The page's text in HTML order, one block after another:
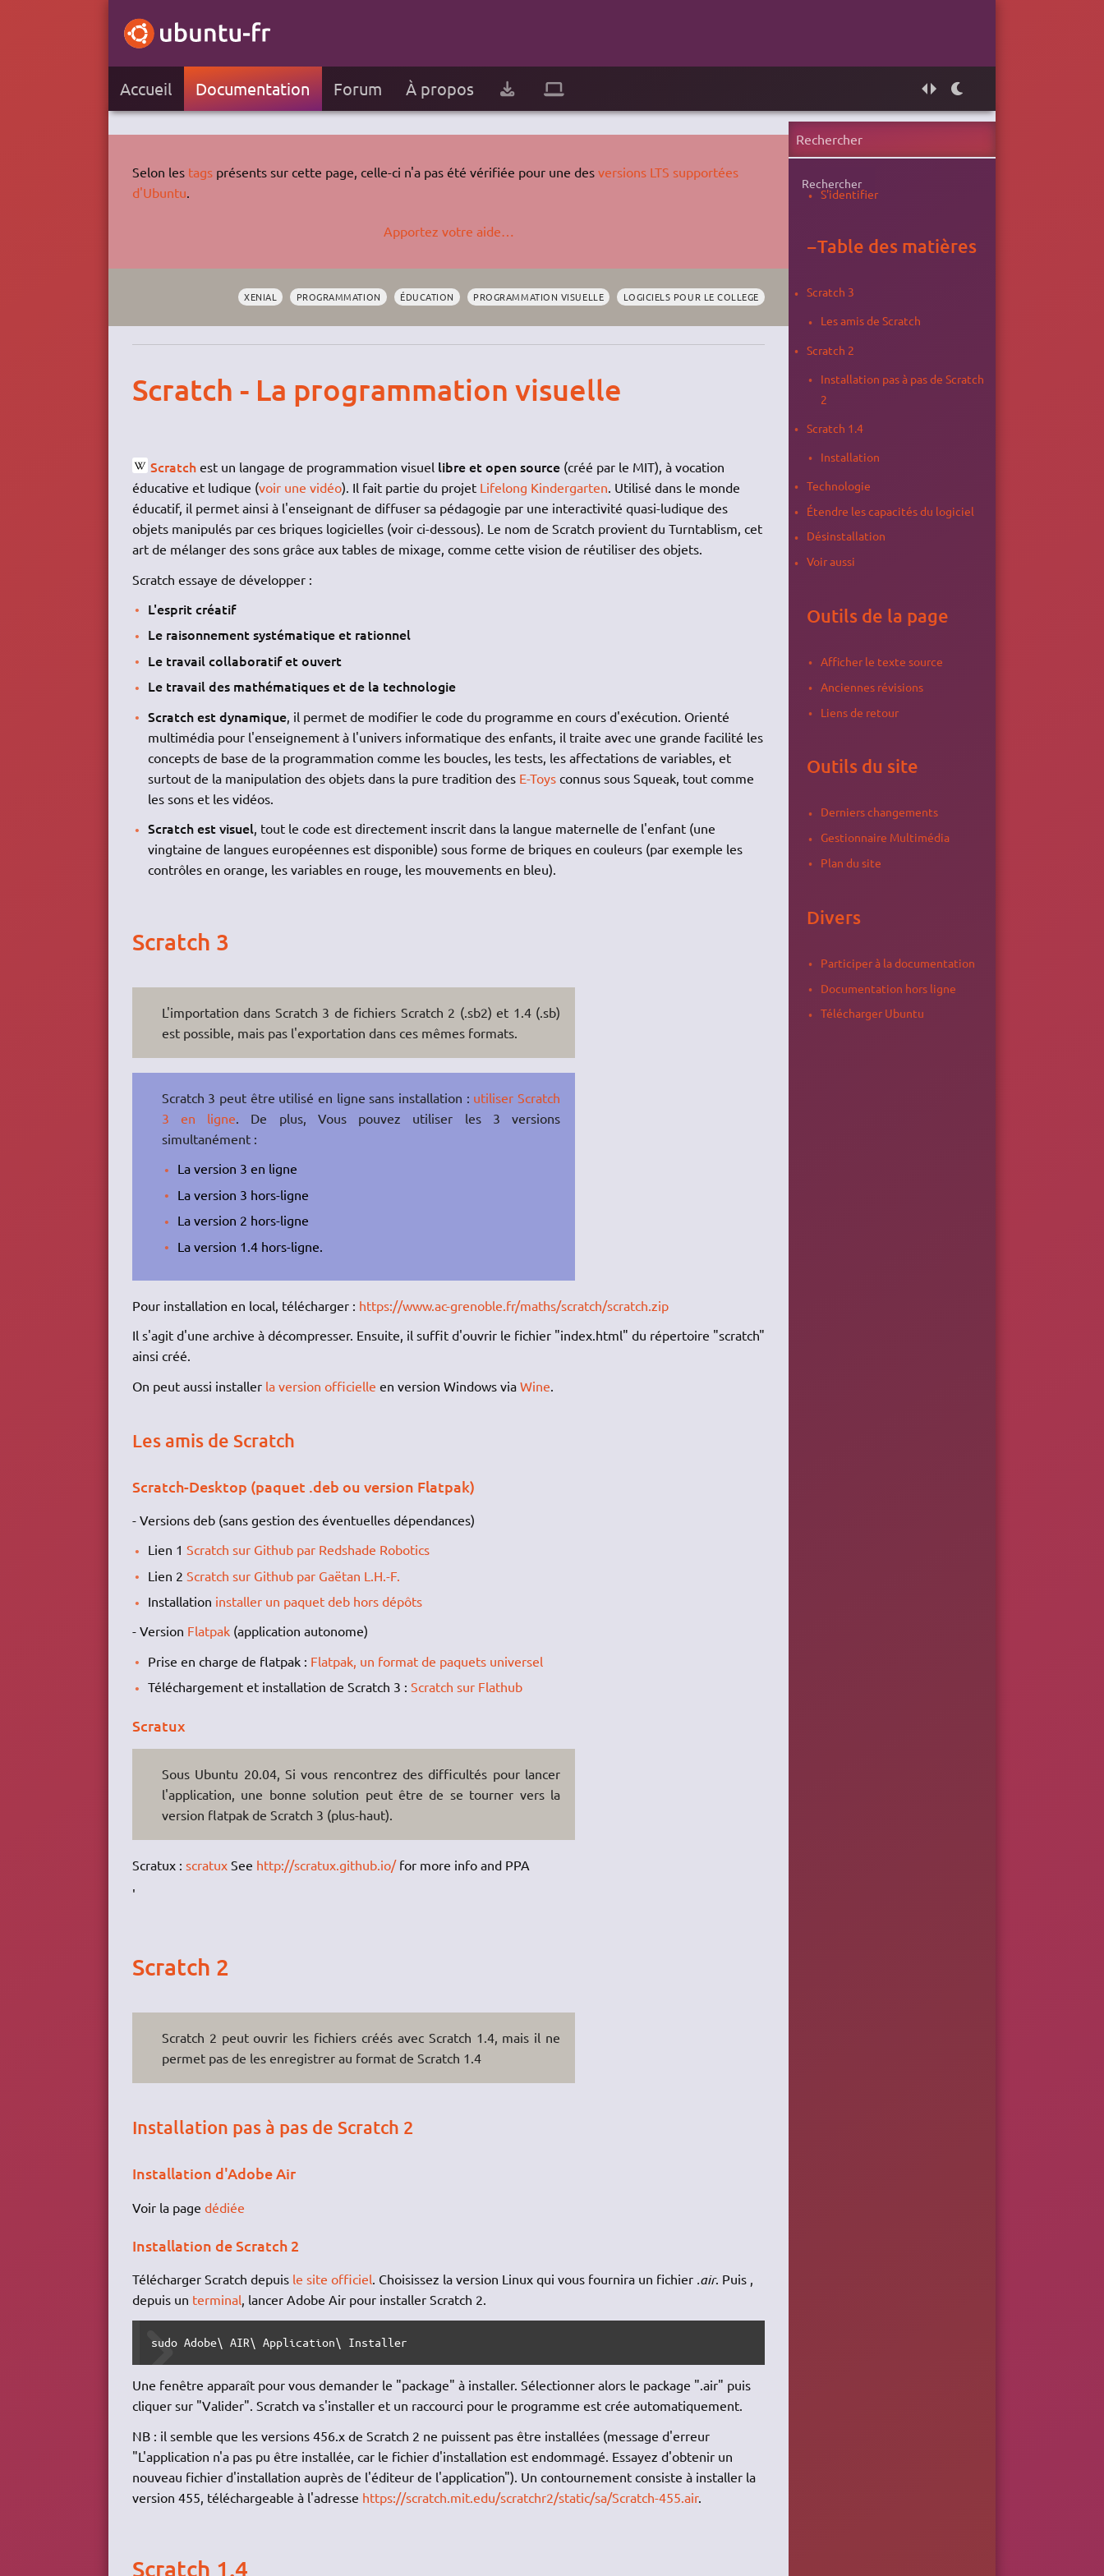
Accueil Documentation Forum À propos
Selon les tagsprésents sur cette page, celle-ci n'a pas été vérifiée pour une des versions LTS supportées
d'Ubuntu
Apportez votre aide…
XENIAL PROGRAMMATION ÉDUCATION PROGRAMMATION VISUELLE LOGICIELS POUR LE COLLEGE
Scratch - La programmation visuelle
Scratch est un langage de programmation visuel libre et open source (créé par le MIT), à vocation
éducative et ludique (voir une vidéo). Il fait partie du projet Lifelong Kindergarten. Utilisé dans le monde
éducatif, il permet ainsi à l'enseignant de diffuser sa pédagogie par une interactivité quasi-ludique des
objets manipulés par ces briques logicielles (voir ci-dessous). Le nom de Scratch provient du Turntablism, cet
art de mélanger des sons grâce aux tables de mixage, comme cette vision de réutiliser des objets.
Scratch essaye de développer :
L'esprit créatif
Le raisonnement systématique et rationnel
Le travail collaboratif et ouvert
Le travail des mathématiques et de la technologie
Scratch est dynamique , il permet de modifier le code du programme en cours d'exécution. Orienté
multimédia pour l'enseignement à l'univers informatique des enfants, il traite avec une grande facilité les
concepts de base de la programmation comme les boucles, les tests, les affectations de variables, et
surtout de la manipulation des objets dans la pure tradition des E-Toys connus sous Squeak, tout comme
les sons et les vidéos.
Scratch est visuel , tout le code est directement inscrit dans la langue maternelle de l'enfant (une
vingtaine de langues européennes est disponible) sous forme de briques en couleurs (par exemple les
contrôles en orange, les variables en rouge, les mouvements en bleu).
Scratch 3
L'importation dans Scratch 3 de fichiers Scratch 2 (.sb2) et 1.4 (.sb)
est possible, mais pas l'exportation dans ces mêmes formats.
Scratch 3 peut être utilisé en ligne sans installation : utiliser Scratch
3 en ligne . De plus, Vous pouvez utiliser les 3 versions
simultanément :
La version 3 en ligne
La version 3 hors-ligne
La version 2 hors-ligne
La version 1.4 hors-ligne.
Pour installation en local, télécharger : https://www.ac-grenoble.fr/maths/scratch/scratch.zip
Il s'agit d'une archive à décompresser. Ensuite, il suffit d'ouvrir le fichier "index.html" du répertoire "scratch"
ainsi créé.
On peut aussi installer la version officielle en version Windows via Wine
Les amis de Scratch
Scratch-Desktop (paquet .deb ou version Flatpak)
- Versions deb (sans gestion des éventuelles dépendances)
Lien 1Scratch sur Github par Redshade Robotics
Lien 2Scratch sur Github par Gaëtan L.H.-F.
Installation installer un paquet deb hors dépôts
- Version Flatpak(application autonome)
Prise en charge de flatpak : Flatpak, un format de paquets universel
Téléchargement et installation de Scratch 3 :Scratch sur Flathub
Scratux
Sous Ubuntu 20.04, Si vous rencontrez des difficultés pour lancer
l'application, une bonne solution peut être de se tourner vers la
version flatpak de Scratch 3 (plus-haut).
Scratux : scratuxSee http://scratux.github.io/for more info and PPA
'
Scratch 2
Scratch 2 peut ouvrir les fichiers créés avec Scratch 1.4, mais il ne
permet pas de les enregistrer au format de Scratch 1.4
Installation pas à pas de Scratch 2
Installation d'Adobe Air
Voir la page dédiée
Installation de Scratch 2
Télécharger Scratch depuis le site officiel. Choisissez la version Linux qui vous fournira un fichier .air. Puis ,
depuis un terminal, lancer Adobe Air pour installer Scratch 2.
sudo Adobe\ AIR\ Application\ Installer
Une fenêtre apparaît pour vous demander le "package" à installer. Sélectionner alors le package ".air" puis
cliquer sur "Valider". Scratch va s'installer et un raccourci pour le programme est crée automatiquement.
NB : il semble que les versions 456.x de Scratch 2 ne puissent pas être installées (message d'erreur
"L'application n'a pas pu être installée, car le fichier d'installation est endommagé. Essayez d'obtenir un
nouveau fichier d'installation auprès de l'éditeur de l'application"). Un contournement consiste à installer la
version 455, téléchargeable à l'adresse https://scratch.mit.edu/scratchr2/static/sa/Scratch-455.air.
Scratch 1.4
Rechercher
S'identifier
−Table des matières
Scratch 3
Les amis de Scratch
Scratch 2
Installation pas à pas de Scratch
2
Scratch 1.4
Installation
Technologie
Étendre les capacités du logiciel
Désinstallation
Voir aussi
Outils de la page
Afficher le texte source
Anciennes révisions
Liens de retour
Outils du site
Derniers changements
Gestionnaire Multimédia
Plan du site
Divers
Participer à la documentation
Documentation hors ligne
Télécharger Ubuntu